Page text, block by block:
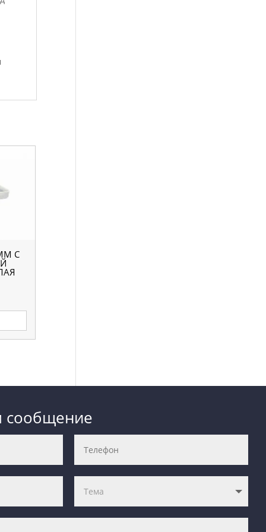
С
сообщение